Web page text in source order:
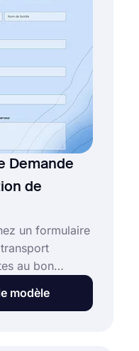
Demande
de
un formulaire
au bon
utiliser ce
de
modèle